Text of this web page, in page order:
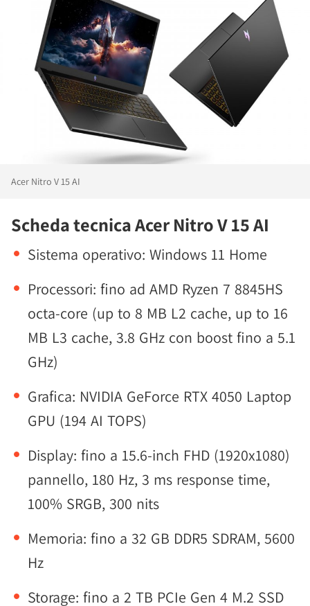
Acer Nitro V 15 AI
Scheda tecnica Acer Nitro V 15 AI
Sistema operativo: Windows 11 Home
Processori: fino ad AMD Ryzen 7 8845HS
octa-core (up to 8 MB L2 cache, up to 16
MB L3 cache, 3.8 GHz con boost fino a 5.1
GHz)
Grafica: NVIDIA GeForce RTX 4050 Laptop
GPU (194 AI TOPS)
Display: fino a 15.6-inch FHD (1920x1080)
pannello, 180 Hz, 3 ms response time,
100% SRGB, 300 nits
Memoria: fino a 32 GB DDR5 SDRAM, 5600
Hz
Storage: fino a 2 TB PCIe Gen 4 M.2 SSD